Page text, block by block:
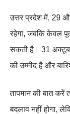
उत्तर प्रदेश में, 29
रहेगा, जबकि केवल
सकती है। 31
की उम्मीद है और
तापमान की बात करें
बदलाव नहीं होगा,